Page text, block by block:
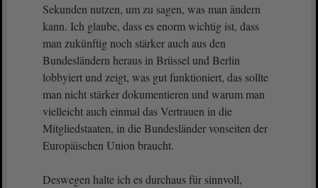
Sekunden nutzen, um zu sagen, was man ändern
kann. Ich glaube, dass es enorm wichtig ist, dass
man zukünftig noch stärker auch aus den
Bundesländern heraus in Brüssel und Berlin
lobbyiert und zeigt, was gut funktioniert, das sollte
man nicht stärker dokumentieren und warum man
vielleicht auch einmal das Vertrauen in die
Mitgliedstaaten, in die Bundesländer vonseiten der
Europäischen Union braucht.
Deswegen halte ich es durchaus für sinnvoll,